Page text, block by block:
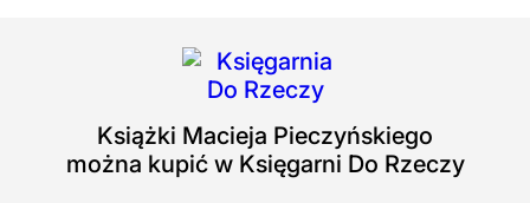
Książki Macieja Pieczyńskiego
można kupić w Księgarni Do Rzeczy